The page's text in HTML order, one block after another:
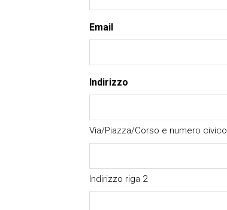
Email
Indirizzo
Via/Piazza/Corso e numero civico
Indirizzo riga 2